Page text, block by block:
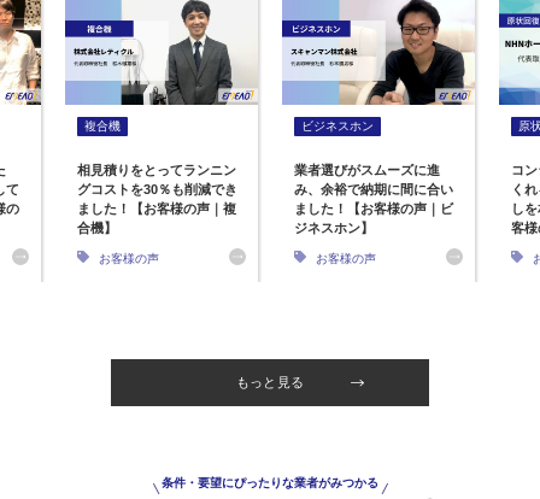
て
の
複合機
相見積りをとってランニン
グコストを30％も削減でき
ました！【お客様の声｜複
合機】
お客様の声
ビジネスホン
業者選びがスムーズに進
み、余裕で納期に間に合い
ました！【お客様の声｜ビ
ジネスホン】
お客様の声
原
コ
く
し
客
もっと見る
条件・要望にぴったりな業者がみつかる